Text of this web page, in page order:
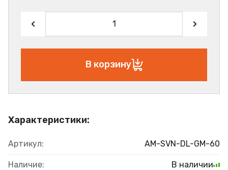
Характеристики:
Артикул: AM-SVN-DL-GM-60
Наличие: В наличии
В корзину